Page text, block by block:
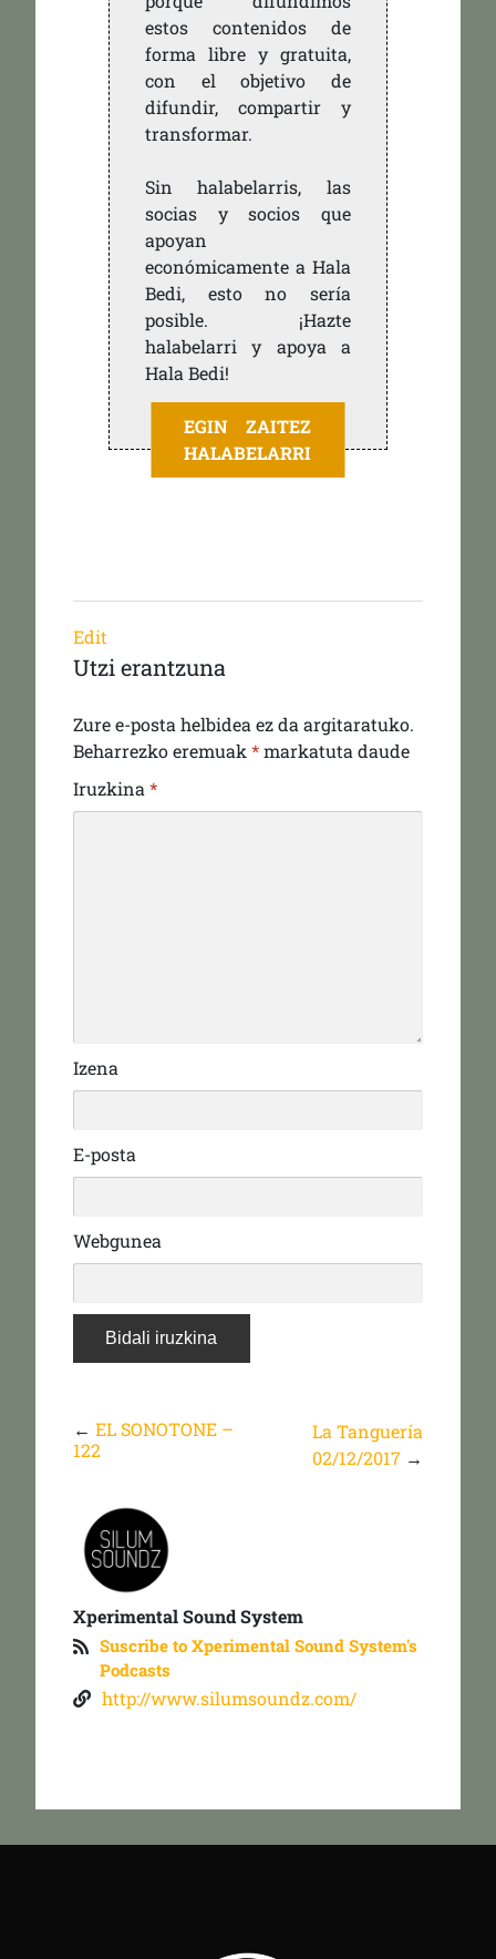
estos contenidos de
forma libre y gratuita,
con el objetivo de
difundir, compartir y
transformar.
Sin halabelarris, las
socias y socios que
apoyan
económicamente a Hala
Bedi, esto no sería
posible. ¡Hazte
halabelarri y apoya a
Hala Bedi!
EGIN ZAITEZ
HALABELARRI
Edit
Utzi erantzuna
Zure e-posta helbidea ez da argitaratuko.
Beharrezko eremuak *markatuta daude
Iruzkina *
Izena
E-posta
Webgunea
← EL SONOTONE –
122
La Tanguería
02/12/2017 →
Xperimental Sound System
Suscribe to Xperimental Sound System's
Podcasts
http://www.silumsoundz.com/